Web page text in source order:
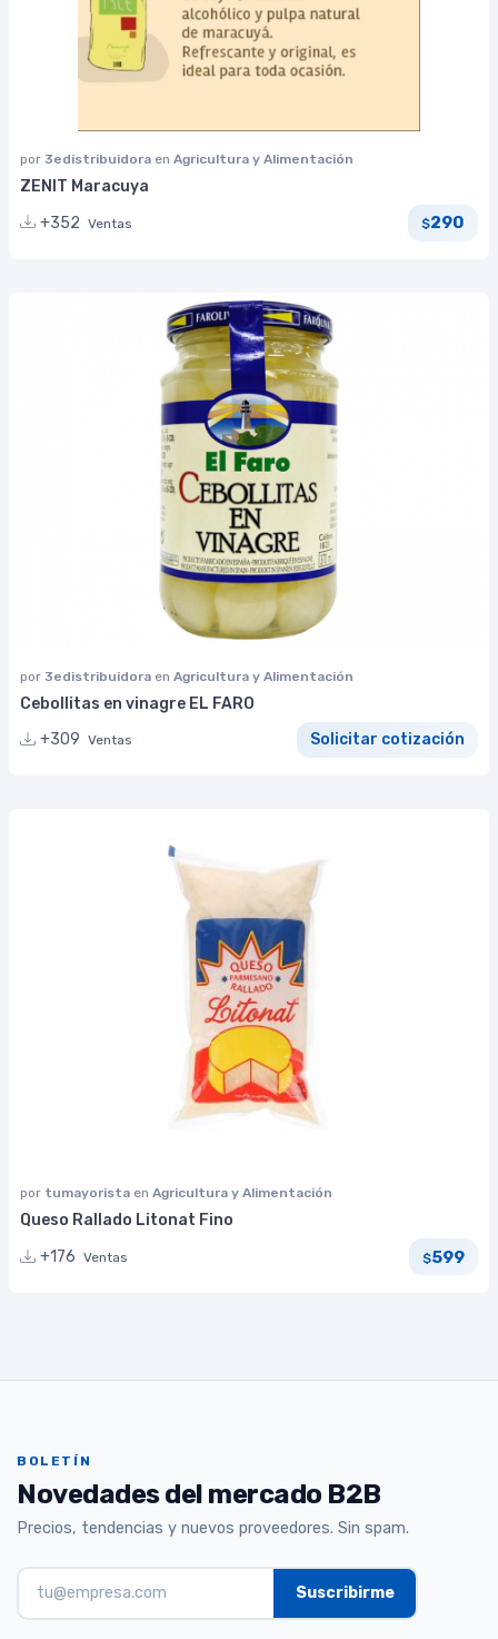
por 3edistribuidora en Agricultura y Alimentación
ZENIT Maracuya
+352 Ventas $290
por 3edistribuidora en Agricultura y Alimentación
Cebollitas en vinagre EL FARO
+309 Ventas Solicitar cotización
por tumayorista en Agricultura y Alimentación
Queso Rallado Litonat Fino
+176 Ventas $599
BOLETÍN
Novedades del mercado B2B
Precios, tendencias y nuevos proveedores. Sin spam.